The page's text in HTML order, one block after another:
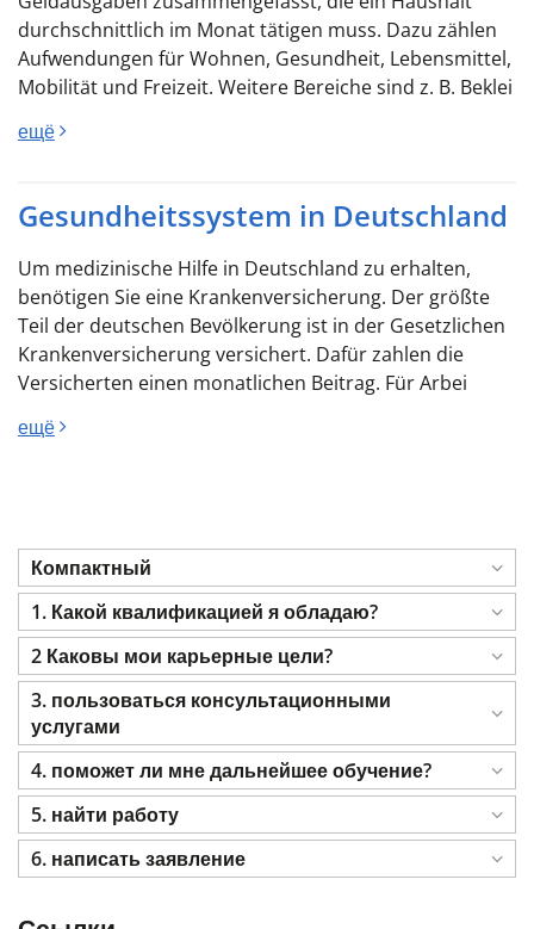
durchschnittlich im Monat tätigen muss. Dazu zählen
Aufwendungen für Wohnen, Gesundheit, Lebensmittel,
Mobilität und Freizeit. Weitere Bereiche sind z. B. Beklei
ещё
Gesundheitssystem in Deutschland
Um medizinische Hilfe in Deutschland zu erhalten,
benötigen Sie eine Krankenversicherung. Der größte
Teil der deutschen Bevölkerung ist in der Gesetzlichen
Krankenversicherung versichert. Dafür zahlen die
Versicherten einen monatlichen Beitrag. Für Arbei
ещё
Компактный
1. Какой квалификацией я обладаю?
2 Каковы мои карьерные цели?
3. пользоваться консультационными
услугами
4. поможет ли мне дальнейшее обучение?
5. найти работу
6. написать заявление